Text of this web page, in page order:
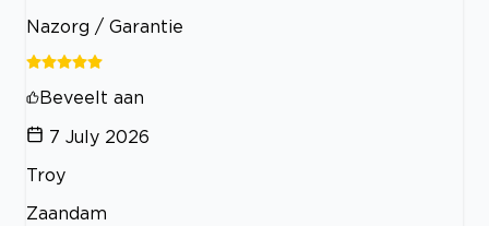
Nazorg / Garantie
Beveelt aan
7 July 2026
Troy
Zaandam